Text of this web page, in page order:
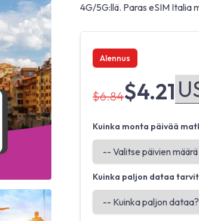
Angled view
4G/5G:llä. Paras eSIM Italia
Alennus
$6.84$4.21
Kuinka monta päivää
Kuinka paljon dataa